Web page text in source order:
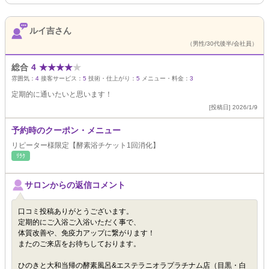
ルイ吉さん
（男性/30代後半/会社員）
総合 4 ★★★★★
雰囲気： 4 接客サービス： 5 技術・仕上がり： 5 メニュー・料金： 3
定期的に通いたいと思います！
[投稿日] 2026/1/9
予約時のクーポン・メニュー
リピーター様限定【酵素浴チケット1回消化】
ﾘﾗｸ
サロンからの返信コメント
口コミ投稿ありがとうございます。
定期的にご入浴ご入浴いただく事で、
体質改善や、免疫力アップに繋がります！
またのご来店をお待ちしております。
ひのきと大和当帰の酵素風呂&エステラニオラプラチナム店（目黒・白